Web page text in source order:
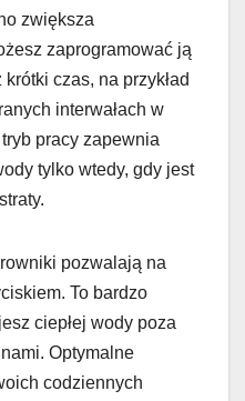
zwiększa
zaprogramować ją
czas, na przykład
interwałach w
pracy zapewnia
tylko wtedy, gdy jest
pozwalają na
To bardzo
ciepłej wody poza
Optymalne
codziennych